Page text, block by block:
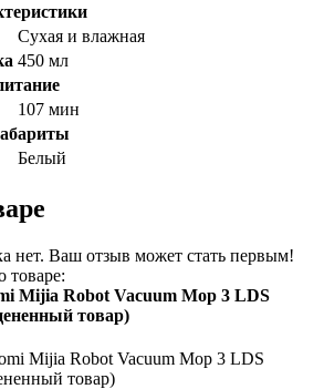
Сухая и влажная
450 мл
107 мин
Белый
нет. Ваш отзыв может стать первым!
товаре:
Mijia Robot Vacuum Mop 3 LDS
товар)